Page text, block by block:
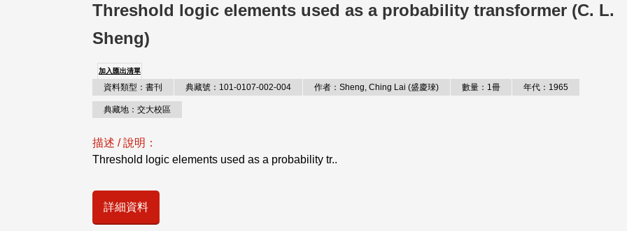
Threshold logic elements used as a probability transformer (C. L.
Sheng)
加入匯出清單
資料類型：書刊 典藏號：101-0107-002-004 作者：Sheng, Ching Lai (盛慶琜) 數量：1冊 年代：1965
典藏地：交大校區
描述 / 說明：
Threshold logic elements used as a probability tr..
詳細資料